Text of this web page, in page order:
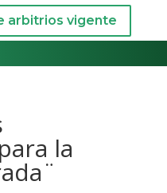
arbitrios vigente
la